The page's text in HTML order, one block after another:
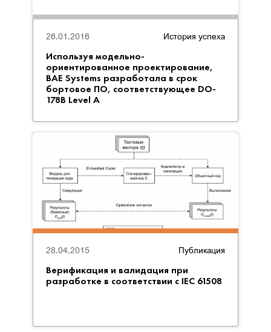
История успеха
Используя модельно-
ориентированное проектирование,
BAE Systems разработала в срок
бортовое ПО, соответствующее DO-
178B Level A
26.01.2016
Публикация
Верификация и валидация при
разработке в соответствии с IEC 61508
28.04.2015